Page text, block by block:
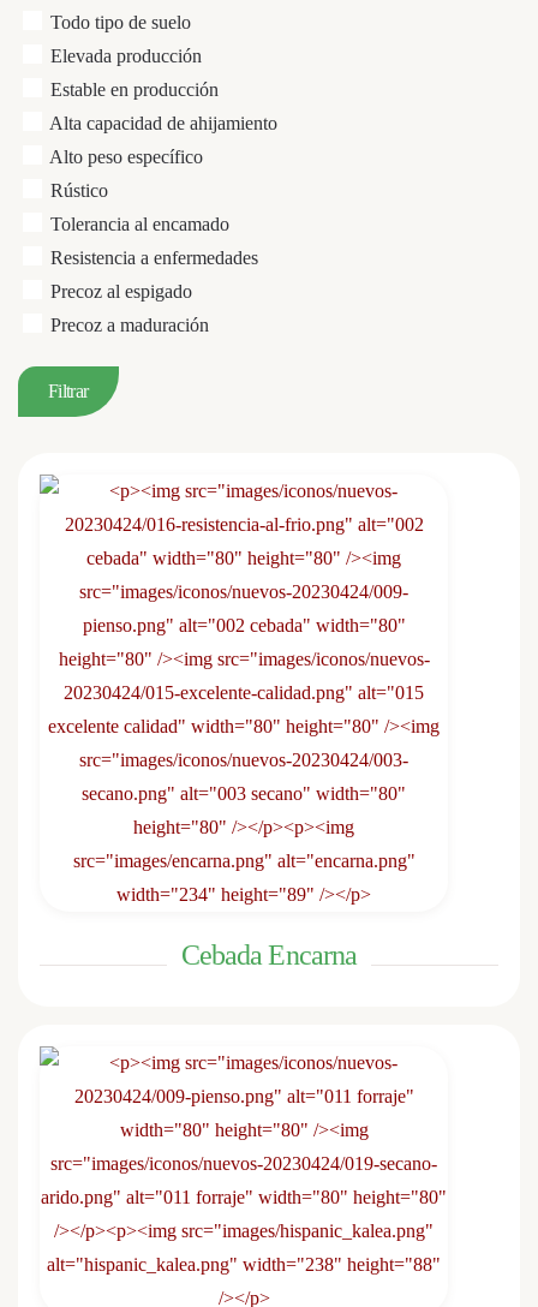
Todo tipo de suelo
Elevada producción
Estable en producción
Alta capacidad de ahijamiento
Alto peso específico
Rústico
Tolerancia al encamado
Resistencia a enfermedades
Precoz al espigado
Precoz a maduración
Cebada Encarna